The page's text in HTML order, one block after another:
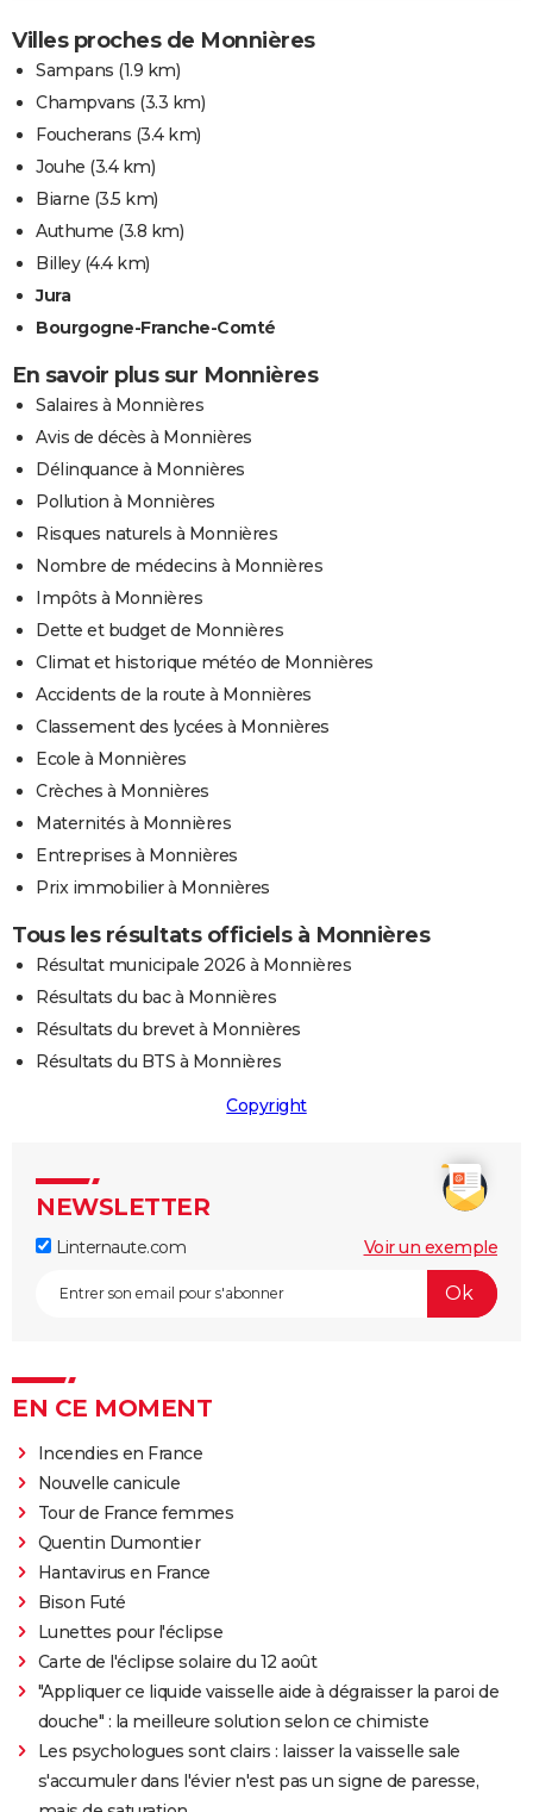
Villes proches de Monnières
Sampans (1.9 km)
Champvans (3.3 km)
Foucherans (3.4 km)
Jouhe (3.4 km)
Biarne (3.5 km)
Authume (3.8 km)
Billey(4.4 km)
Jura
Bourgogne-Franche-Comté
En savoir plus sur Monnières
Salaires à Monnières
Avis de décès à Monnières
Délinquance à Monnières
Pollution à Monnières
Risques naturels à Monnières
Nombre de médecins à Monnières
Impôts à Monnières
Dette et budget de Monnières
Climat et historique météo de Monnières
Accidents de la route à Monnières
Classement des lycées à Monnières
Ecole à Monnières
Crèches à Monnières
Maternités à Monnières
Entreprises à Monnières
Prix immobilier à Monnières
Tous les résultats officiels à Monnières
Résultat municipale 2026 à Monnières
Résultats du bac à Monnières
Résultats du brevet à Monnières
Résultats du BTS à Monnières
Copyright
NEWSLETTER
Linternaute.com Voir un exemple
EN CE MOMENT
Incendies en France
Nouvelle canicule
Tour de France femmes
Quentin Dumontier
Hantavirus en France
Bison Futé
Lunettes pour l'éclipse
Carte de l'éclipse solaire du 12 août
"Appliquer ce liquide vaisselle aide à dégraisser la paroi de
douche" : la meilleure solution selon ce chimiste
Les psychologues sont clairs : laisser la vaisselle sale
s'accumuler dans l'évier n'est pas un signe de paresse,